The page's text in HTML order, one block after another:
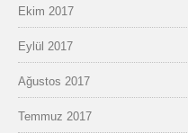
Ekim 2017
Eylül 2017
Ağustos 2017
Temmuz 2017